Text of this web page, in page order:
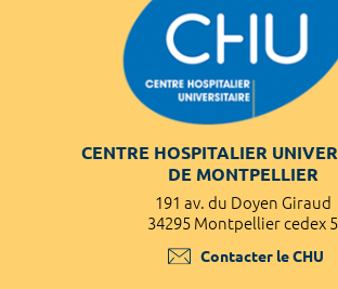
CENTRE HOSPITALIER
DE MONTPELLIER
191 av. du Doyen Giraud
34295 Montpellier cedex 5
Contacter le CHU